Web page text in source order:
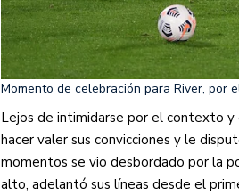
Momento de celebración para River, por
Lejos de intimidarse por el contexto y
hacer valer sus convicciones y le
momentos se vio desbordado por la
alto, adelantó sus líneas desde el